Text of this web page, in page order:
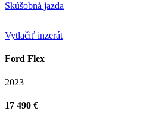
Skúšobná jazda
Vytlačiť inzerát
Ford Flex
2023
17 490 €